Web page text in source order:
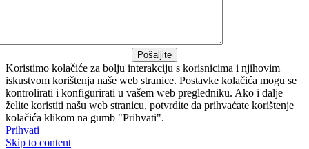
Pošaljite
Koristimo kolačiće za bolju interakciju s korisnicima i njihovim
iskustvom korištenja naše web stranice. Postavke kolačića mogu se
kontrolirati i konfigurirati u vašem web pregledniku. Ako i dalje
želite koristiti našu web stranicu, potvrdite da prihvaćate korištenje
kolačića klikom na gumb "Prihvati".
Prihvati
Skip to content